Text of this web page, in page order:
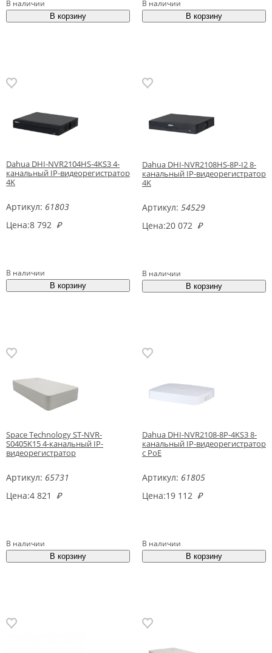
В наличии В наличии
Dahua DHI-NVR2104HS-4KS3 4-
канальный IP-видеорегистратор
4K
Артикул: 61803
Цена:8 792 ₽
В наличии
Dahua DHI-NVR2108HS-8P-I2 8-
канальный IP-видеорегистратор
4K
Артикул: 54529
Цена:20 072 ₽
В наличии
Space Technology ST-NVR-
S0405K15 4-канальный IP-
видеорегистратор
Артикул: 65731
Цена:4 821 ₽
В наличии
Dahua DHI-NVR2108-8P-4KS3 8-
канальный IP-видеорегистратор
с PoE
Артикул: 61805
Цена:19 112 ₽
В наличии